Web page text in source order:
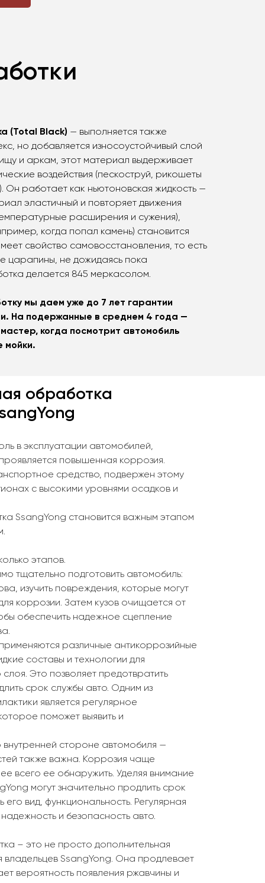
(Total Black) — выполняется также
но добавляется износоустойчивый слой
и аркам, этот материал выдерживает
воздействия (пескоструй, рикошеты
Он работает как ньютоновская жидкость —
эластичный и повторяет движения
расширения и сужения),
когда попал камень) становится
свойство самовосстановления, то есть
царапины, не дожидаясь пока
делается 845 меркасолом.
мы даем уже до 7 лет гарантии
На подержанные в среднем 4 года —
когда посмотрит автомобиль
мойки.
обработка
в эксплуатации автомобилей,
повышенная коррозия.
средство, подвержен этому
с высокими уровнями осадков и
SsangYong становится важным этапом
этапов.
тщательно подготовить автомобиль:
изучить повреждения, которые могут
коррозии. Затем кузов очищается от
обеспечить надежное сцепление
различные антикоррозийные
составы и технологии для
Это позволяет предотвратить
срок службы авто. Одним из
является регулярное
поможет выявить и
стороне автомобиля —
также важна. Коррозия чаще
всего ее обнаружить. Уделяя внимание
могут значительно продлить срок
вид, функциональность. Регулярная
и безопасность авто.
– это не просто дополнительная
владельцев SsangYong. Она продлевает
вероятность появления ржавчины и